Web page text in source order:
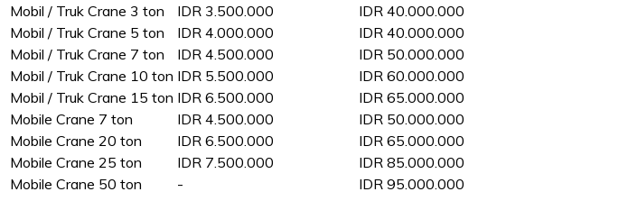
Mobil / Truk Crane 3 ton
IDR 3.500.000
IDR 40.000.000
Mobil / Truk Crane 5 ton
IDR 4.000.000
IDR 40.000.000
Mobil / Truk Crane 7 ton
IDR 4.500.000
IDR 50.000.000
Mobil / Truk Crane 10 ton IDR 5.500.000
IDR 60.000.000
Mobil / Truk Crane 15 ton IDR 6.500.000
IDR 65.000.000
Mobile Crane 7 ton
IDR 4.500.000
IDR 50.000.000
Mobile Crane 20 ton
IDR 6.500.000
IDR 65.000.000
Mobile Crane 25 ton
IDR 7.500.000
IDR 85.000.000
Mobile Crane 50 ton
-
IDR 95.000.000